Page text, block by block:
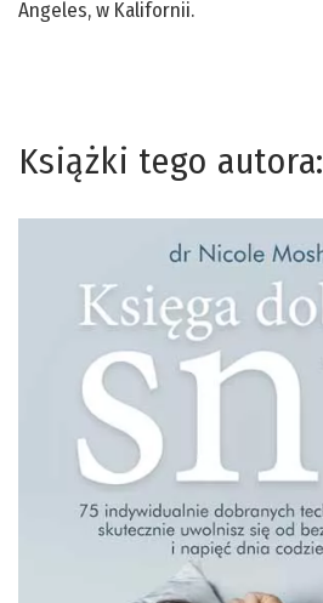
Angeles, w Kalifornii.
Książki tego autora: